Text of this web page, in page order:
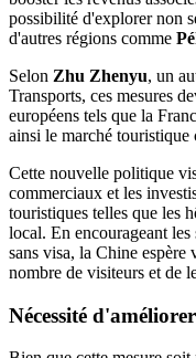
possibilité d'explorer non
d'autres régions comme
Selon Zhu Zhenyu, un
Transports, ces mesures
européens tels que la
ainsi le marché touristique
Cette nouvelle politique
commerciaux et les
touristiques telles que les
local. En encourageant
sans visa, la Chine espère
nombre de visiteurs et de
Nécessité